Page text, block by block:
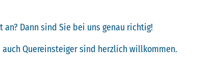
Dann sind Sie bei uns genau richtig!
Quereinsteiger sind herzlich willkommen.